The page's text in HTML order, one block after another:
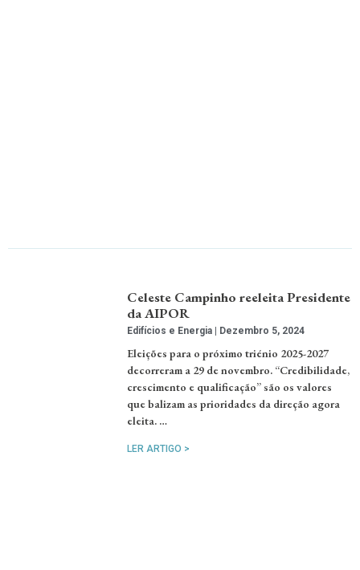
Celeste Campinho reeleita Presidente
da AIPOR
Edifícios e Energia Dezembro 5, 2024
Eleições para o próximo triénio 2025-2027
decorreram a 29 de novembro. “Credibilidade,
crescimento e qualificação” são os valores
que balizam as prioridades da direção agora
eleita. …
LER ARTIGO >